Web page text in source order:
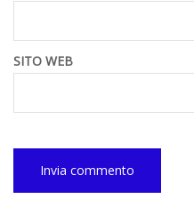
SITO WEB